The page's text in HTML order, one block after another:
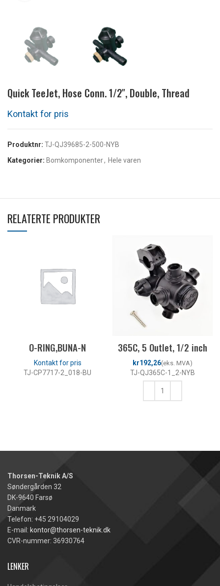
Quick TeeJet, Hose Conn. 1/2″, Double, Thread
Produktnr: TJ-QJ39685-2-500-NYB
Kategorier: Bomkomponenter, Hele varen
RELATERTE PRODUKTER
O-RING,BUNA-N
TJ-CP7717-2_018-BU
365C, 5 Outlet, 1/2 inch
kr
TJ-QJ365C-1_2-NYB
Thorsen-Teknik A/S
Søndergården 32
DK-9640 Farsø
Danmark
Telefon: +45 29104029
E-mail: kontor@thorsen-teknik.dk
CVR-nummer: 36930764
LENKER